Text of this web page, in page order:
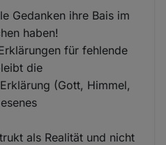
Gedanken ihre Bais im
haben!
für fehlende
die
(Gott, Himmel,
als Realität und nicht